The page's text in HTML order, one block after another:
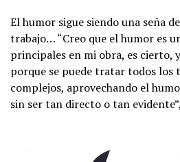
El humor sigue siendo una seña
trabajo… “Creo que el humor es
principales en mi obra, es cierto,
porque se puede tratar todos los
complejos, aprovechando el
sin ser tan directo o tan